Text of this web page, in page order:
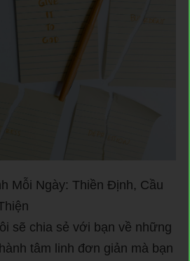
Mỗi Ngày: Thiền Định, Cầu
sẽ chia sẻ với bạn về những
tâm linh đơn giản mà bạn